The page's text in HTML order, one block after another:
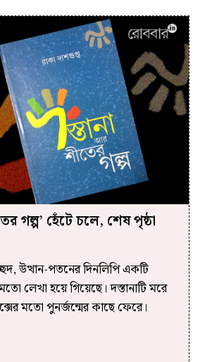
গল্প’ হেঁটে চলে, শেষ পৃষ্ঠা
উত্থান-পতনের দিনলিপি একটি
লেখা হয়ে গিয়েছে। দস্তানাটি মরে
মতো পুনর্জন্মের কাছে ফেরে।